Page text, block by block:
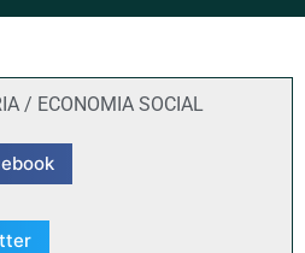
/ ECONOMIA SOCIAL